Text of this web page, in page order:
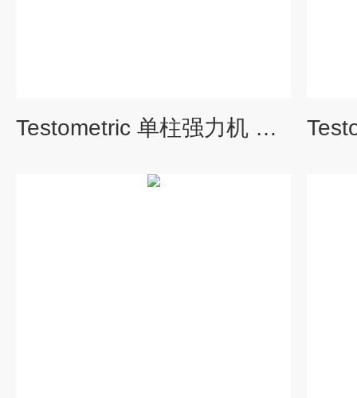
Testometric 单柱强力机 X250